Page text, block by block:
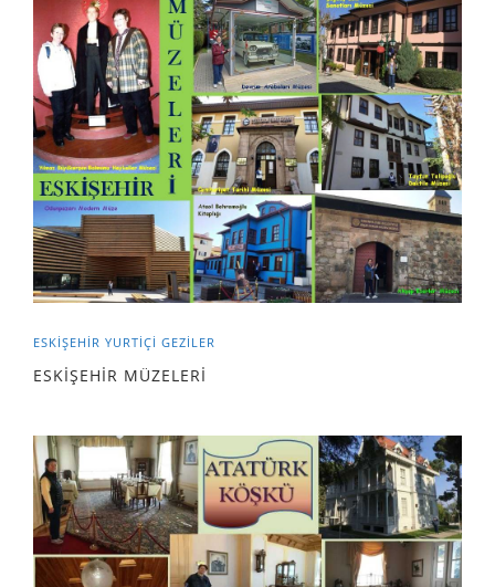
ESKİŞEHİR YURTIÇI GEZILER
ESKİŞEHİR MÜZELERİ